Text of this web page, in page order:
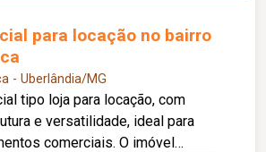
para locação no bairro
- Uberlândia/MG
tipo loja para locação, com
e versatilidade, ideal para
comerciais. O imóvel